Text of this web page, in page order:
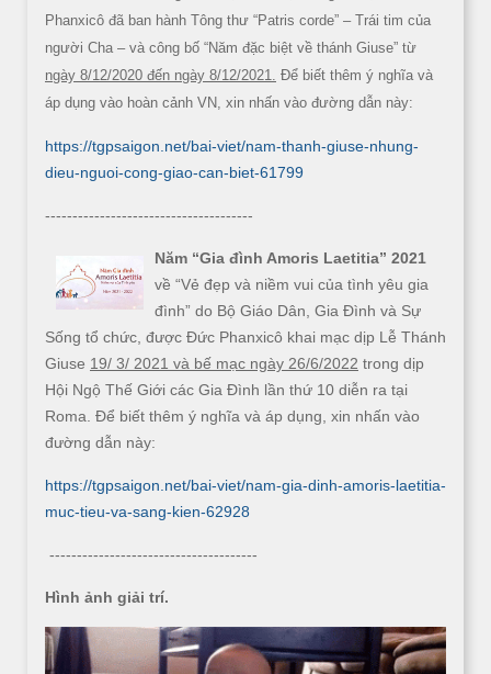
Phanxicô đã ban hành Tông thư “Patris corde” – Trái tim của
người Cha – và công bố “Năm đặc biệt về thánh Giuse” từ
ngày 8/12/2020 đến ngày 8/12/2021. Để biết thêm ý nghĩa và
áp dụng vào hoàn cảnh VN, xin nhấn vào đường dẫn này:
https://tgpsaigon.net/bai-viet/nam-thanh-giuse-nhung-
dieu-nguoi-cong-giao-can-biet-61799
--------------------------------------
Năm “Gia đình Amoris Laetitia” 2021
về “Vẻ đẹp và niềm vui của tình yêu gia
đình” do Bộ Giáo Dân, Gia Đình và Sự
Sống tổ chức, được Đức Phanxicô khai mạc dịp Lễ Thánh
Giuse 19/ 3/ 2021 và bế mạc ngày 26/6/2022 trong dịp
Hội Ngộ Thế Giới các Gia Đình lần thứ 10 diễn ra tại
Roma. Để biết thêm ý nghĩa và áp dụng, xin nhấn vào
đường dẫn này:
https://tgpsaigon.net/bai-viet/nam-gia-dinh-amoris-laetitia-
muc-tieu-va-sang-kien-62928
--------------------------------------
Hình ảnh giải trí.